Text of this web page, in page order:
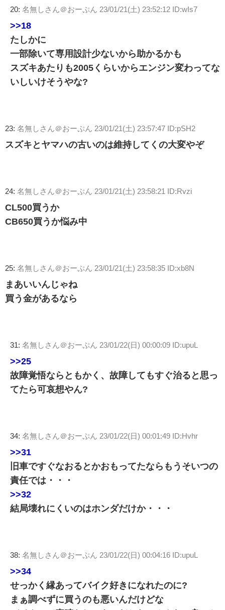
20: 名無しさん＠おーぷん 23/01/21(土) 23:52:12 ID:wIs7
>>18
たしかに
一部除いて専用設計少ないから助かるかも
スズキあたりも2005くらいからエンジン変わってな
いしいけそうやな?
23: 名無しさん＠おーぷん 23/01/21(土) 23:57:47 ID:pSH2
スズキとヤマハの古いのは維持してくの大変やぞ
24: 名無しさん＠おーぷん 23/01/21(土) 23:58:21 ID:Rvzi
CL500買うか
CB650買うか悩み中
25: 名無しさん＠おーぷん 23/01/21(土) 23:58:35 ID:xb8N
まあいいんじゃね
買う金があるなら
31: 名無しさん＠おーぷん 23/01/22(日) 00:00:09 ID:upuL
>>25
故障覚悟ならともかく、故障してもすぐ治ると思っ
てたら可哀想やん?
34: 名無しさん＠おーぷん 23/01/22(日) 00:01:49 ID:Hvhr
>>31
旧車ですぐなおるとかおもってたならもうそいつの
責任では・・・
>>32
結局壊れにくいのはホンダだけか・・・
38: 名無しさん＠おーぷん 23/01/22(日) 00:04:16 ID:upuL
>>34
せっかく縁あってバイク好きになれたのに?
まぁ調べずに買うのも悪いんだけどな